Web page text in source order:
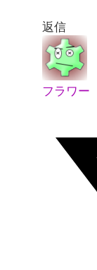
返信
フラワー